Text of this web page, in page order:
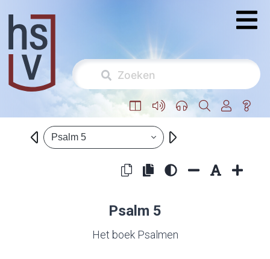
Psalm 5
Psalm 5
Het boek Psalmen